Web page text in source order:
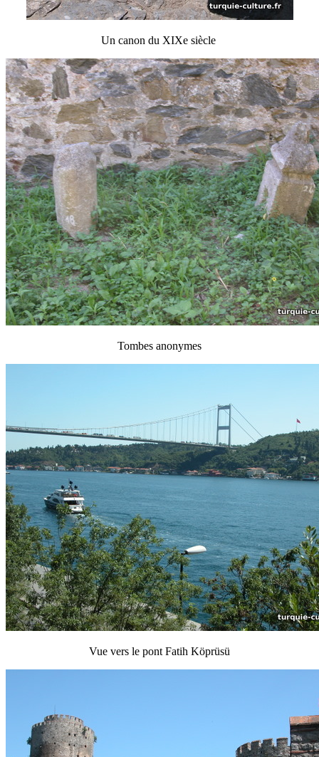
Un canon du XIXe siècle
Tombes anonymes
Vue vers le pont Fatih Köprüsü